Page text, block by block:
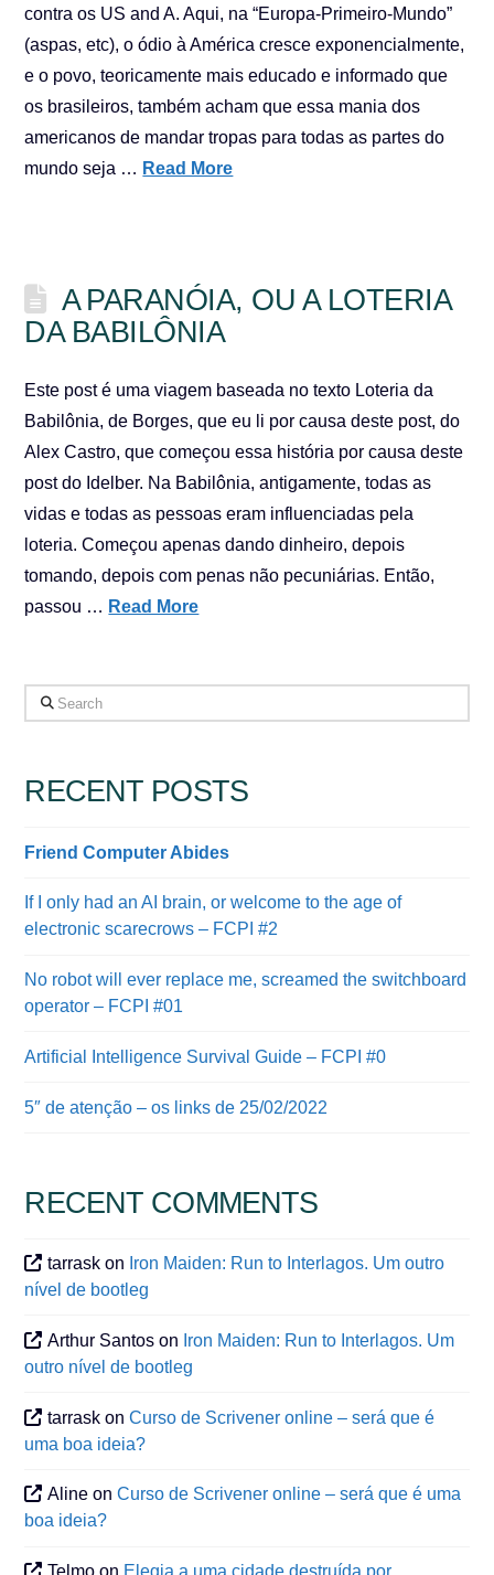
contra os US and A. Aqui, na “Europa-Primeiro-Mundo”
(aspas, etc), o ódio à América cresce exponencialmente,
e o povo, teoricamente mais educado e informado que
os brasileiros, também acham que essa mania dos
americanos de mandar tropas para todas as partes do
mundo seja … Read More
A PARANÓIA, OU A LOTERIA
DA BABILÔNIA
Este post é uma viagem baseada no texto Loteria da
Babilônia, de Borges, que eu li por causa deste post, do
Alex Castro, que começou essa história por causa deste
post do Idelber. Na Babilônia, antigamente, todas as
vidas e todas as pessoas eram influenciadas pela
loteria. Começou apenas dando dinheiro, depois
tomando, depois com penas não pecuniárias. Então,
passou … Read More
Search
RECENT POSTS
Friend Computer Abides
If I only had an AI brain, or welcome to the age of
electronic scarecrows – FCPI #2
No robot will ever replace me, screamed the switchboard
operator – FCPI #01
Artificial Intelligence Survival Guide – FCPI #0
5″ de atenção – os links de 25/02/2022
RECENT COMMENTS
tarrask on Iron Maiden: Run to Interlagos. Um outro
nível de bootleg
Arthur Santos on Iron Maiden: Run to Interlagos. Um
outro nível de bootleg
tarrask onCurso de Scrivener online – será que é
uma boa ideia?
Aline onCurso de Scrivener online – será que é uma
boa ideia?